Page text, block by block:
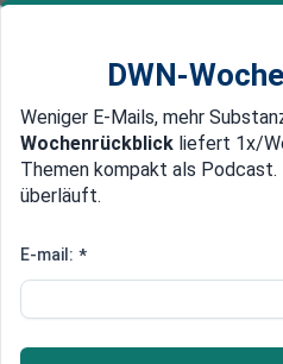
Newsticker MEIN DWN:
Edelmetalle DWN-
Abhängigkeit von
Nur ein kleiner Teil der
DWN-
Weniger E-Mails, mehr
Wochenrückblick liefert 1x/
Themen kompakt als
überläuft.
E-mail: *